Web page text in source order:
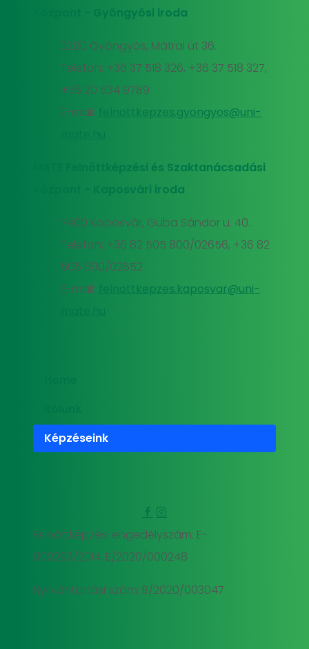
Központ - Gyöngyösi iroda
3200 Gyöngyös, Mátrai út 36.
Telefon: +36 37 518 326, +36 37 518 327,
+36 20 534 9789
E-mail:
felnottkepzes.gyongyos@uni-
MATE Felnőttképzési és Szaktanácsadási
Központ - Kaposvári iroda
7400 Kaposvár, Guba Sándor u. 40.
Telefon: +36 82 505 800/02656, +36 82
505 800/02652
E-mail:
felnottkepzes.kaposvar@uni-
Képzéseink
Felnőttképzési engedélyszám: E-
000293/2014, E/2020/000248
Nyilvántartási szám: B/2020/003047